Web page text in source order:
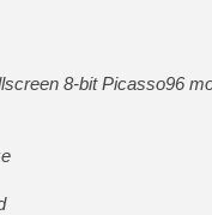
[LS] [PS5] ps5-y2jb-
[GK] Pourquoi Marvel
[GK] Test : Restory : Chill
[GK] GTA 6 : Rockstar
[GK] Hot Wheels Infinite
[GK] Mémoire cash -
[GK] Résultats Nintendo :
[GK] Déjà des
8-bit Picasso96